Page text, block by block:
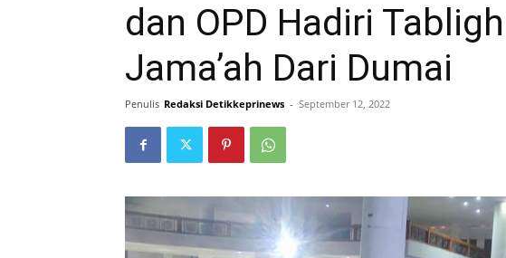
dan OPD Hadiri
Jama’ah Dari Dumai
Penulis Redaksi Detikkeprinews - September 12, 2022